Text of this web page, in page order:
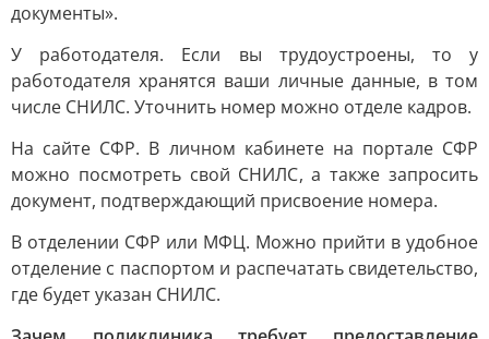
документы».
У работодателя. Если вы трудоустроены, то у
работодателя хранятся ваши личные данные, в том
числе СНИЛС. Уточнить номер можно отделе кадров.
На сайте СФР. В личном кабинете на портале СФР
можно посмотреть свой СНИЛС, а также запросить
документ, подтверждающий присвоение номера.
В отделении СФР или МФЦ. Можно прийти в удобное
отделение с паспортом и распечатать свидетельство,
где будет указан СНИЛС.